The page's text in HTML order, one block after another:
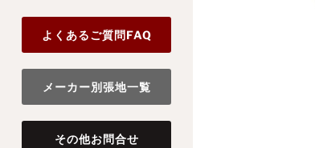
よくあるご質問FAQ
メーカー別張地一覧
その他お問合せ